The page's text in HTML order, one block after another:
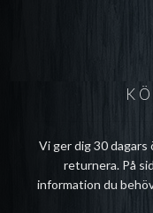
Vi ger dig 30
returnera. På
information du